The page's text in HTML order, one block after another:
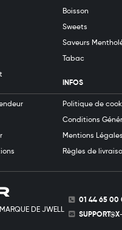
DE JWELL
01 44 65 00
Boisson
Sweets
Saveurs
Tabac
INFOS
Politique de
Conditions
Mentions Légales
Règles de